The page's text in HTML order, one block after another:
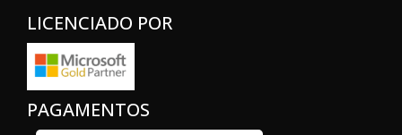
LICENCIADO POR
PAGAMENTOS